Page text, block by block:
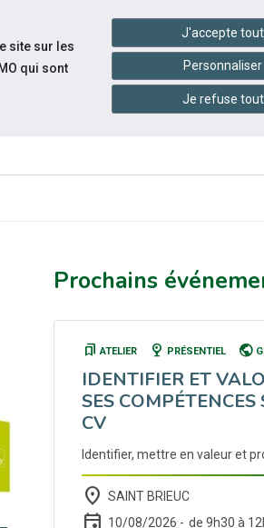
Accessibilité handshake Services en
RESSOURCES
INFOS
PRATIQUES
Prochains
bookmarks ATELIER nest_cam_indoor PRÉSENTIEL public
IDENTIFIER ET
SES COMPÉTENCES
CV
place SAINT BRIEUC
event 10/08/2026 - de 9h30 à
site sur les
qui sont
J'accepte tout
Personnaliser
Je refuse tout